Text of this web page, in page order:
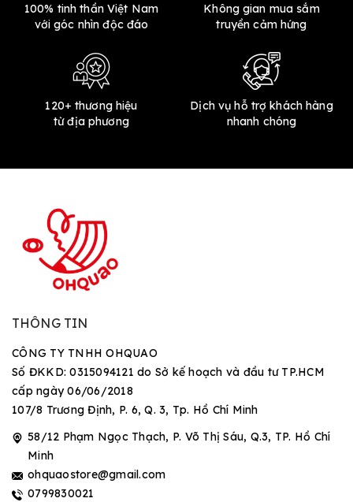
100% tinh thần Việt Nam
với góc nhìn độc đáo
Không gian mua sắm
truyền cảm hứng
120+ thương hiệu
từ địa phương
Dịch vụ hỗ trợ khách hàng
nhanh chóng
THÔNG TIN
CÔNG TY TNHH OHQUAO
Số ĐKKD: 0315094121 do Sở kế hoạch và đầu tư TP.HCM
cấp ngày 06/06/2018
107/8 Trương Định, P. 6, Q. 3, Tp. Hồ Chí Minh
58/12 Phạm Ngọc Thạch, P. Võ Thị Sáu, Q.3, TP. Hồ Chí
Minh
ohquaostore@gmail.com
0799830021